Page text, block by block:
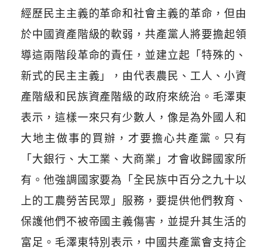
經歷民主主義的革命和社會主義的革命，但由
於中國資產階級的軟弱，共產黨人將要擔起領
導這兩階段革命的責任，並建立起「特殊的、
新式的民主主義」，由代表農民、工人、小資
產階級和民族資產階級的政府來統治。毛澤東
表示，這樣一來只有少數人，像是為外國人和
大地主做事的買辦，才要擔心共產黨。只有
「大銀行、大工業、大商業」才會收歸國家所
有。他強調國家要為「全民族中百分之九十以
上的工農勞苦民眾」服務，要提供他們教育、
保護他們不被帝國主義傷害，並提升其生活的
富足。毛澤東特別表示，中國共產黨會支持企